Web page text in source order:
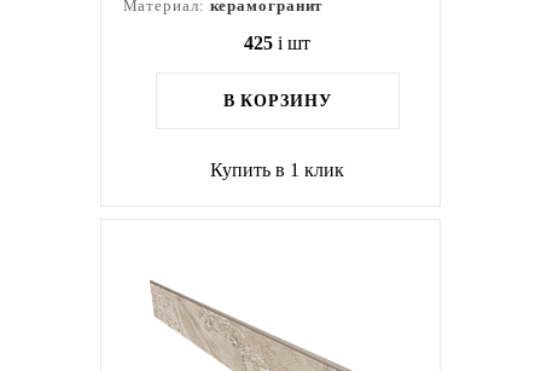
Материал: керамогранит
425 i шт
В КОРЗИНУ
Купить в 1 клик